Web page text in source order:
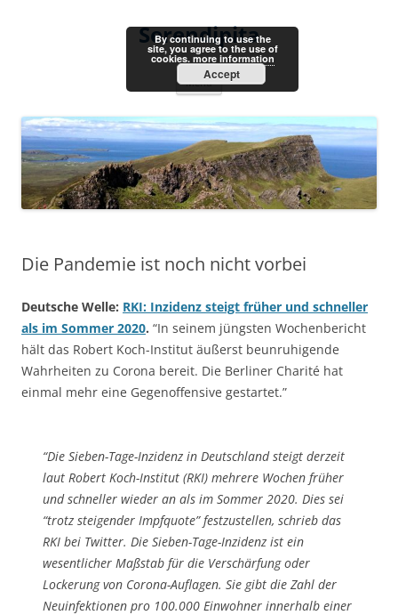
Serendipita
Menu
Die Pandemie ist noch nicht vorbei
Deutsche Welle: RKI: Inzidenz steigt früher und schneller
als im Sommer 2020. “In seinem jüngsten Wochenbericht
hält das Robert Koch-Institut äußerst beunruhigende
Wahrheiten zu Corona bereit. Die Berliner Charité hat
einmal mehr eine Gegenoffensive gestartet.”
“Die Sieben-Tage-Inzidenz in Deutschland steigt derzeit
laut Robert Koch-Institut (RKI) mehrere Wochen früher
und schneller wieder an als im Sommer 2020. Dies sei
“trotz steigender Impfquote” festzustellen, schrieb das
RKI bei Twitter. Die Sieben-Tage-Inzidenz ist ein
wesentlicher Maßstab für die Verschärfung oder
Lockerung von Corona-Auflagen. Sie gibt die Zahl der
Neuinfektionen pro 100.000 Einwohner innerhalb einer
By continuing to use the
site, you agree to the use of
cookies. more information
Accept